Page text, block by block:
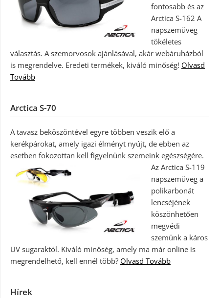
fontosabb és az
Arctica S-162 A
napszemüveg
tökéletes
választás. A szemorvosok ajánlásával, akár webáruházból
is megrendelve. Eredeti termékek, kiváló minőség! Olvasd
Tovább
Arctica S-70
A tavasz beköszöntével egyre többen veszik elő a
kerékpárokat, amely igazi élményt nyújt, de ebben az
esetben fokozottan kell figyelnünk szemeink egészségére.
Az Arctica S-119
napszemüveg a
polikarbonát
lencséjének
köszönhetően
megvédi
szemünk a káros
UV sugaraktól. Kiváló minőség, amely ma már online is
megrendelhető, kell ennél több? Olvasd Tovább
Hírek